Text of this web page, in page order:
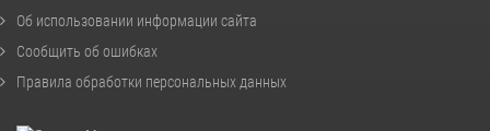
Об использовании информации сайта
Сообщить об ошибках
Правила обработки персональных данных